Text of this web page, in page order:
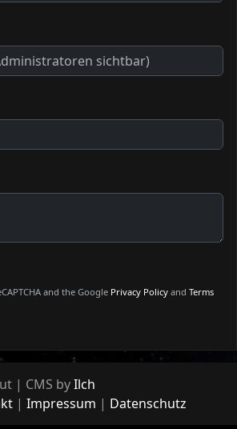
and the Google Privacy Policy and Terms
| CMS byIlch
Impressum Datenschutz